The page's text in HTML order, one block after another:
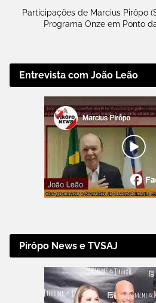
Participações de Marcius Pirôpo
Programa Onze em Ponto
Entrevista com João Leão
Pirôpo News e TVSAJ